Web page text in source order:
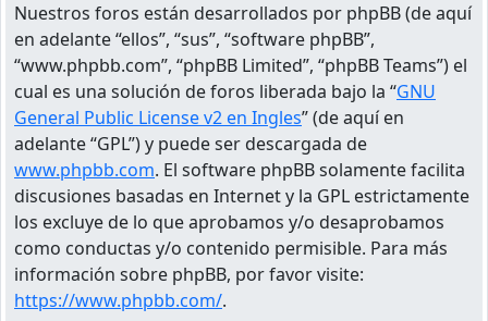
Nuestros foros están desarrollados por phpBB (de aquí
en adelante “ellos”, “sus”, “software phpBB”,
“www.phpbb.com”, “phpBB Limited”, “phpBB Teams”) el
cual es una solución de foros liberada bajo la “GNU
General Public License v2 en Ingles” (de aquí en
adelante “GPL”) y puede ser descargada de
www.phpbb.com. El software phpBB solamente facilita
discusiones basadas en Internet y la GPL estrictamente
los excluye de lo que aprobamos y/o desaprobamos
como conductas y/o contenido permisible. Para más
información sobre phpBB, por favor visite:
https://www.phpbb.com/.